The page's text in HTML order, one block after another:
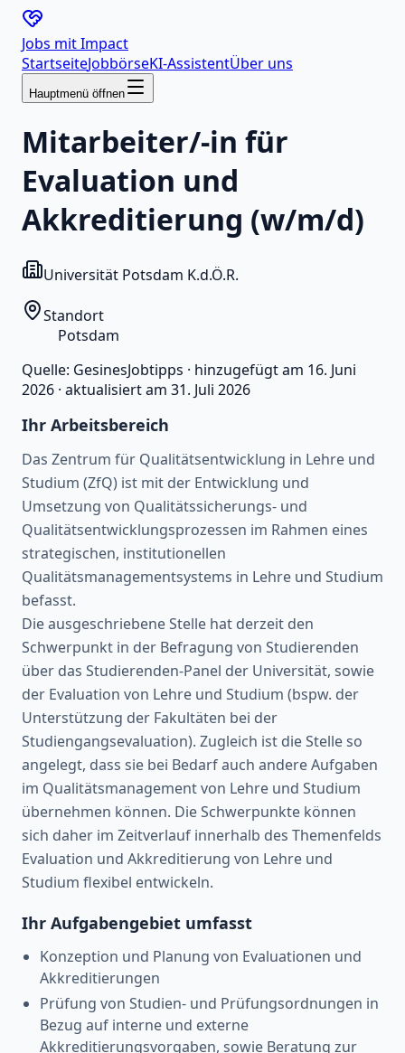
Jobs mitImpact
StartseiteJobbörseKI-AssistentÜber uns
Hauptmenü öffnen
Mitarbeiter/-in für
Evaluation und
Akkreditierung (w/m/d)
Universität Potsdam K.d.Ö.R.
Standort
Potsdam
Quelle: GesinesJobtipps · hinzugefügt am 16. Juni
2026 · aktualisiert am 31. Juli 2026
Ihr Arbeitsbereich
Das Zentrum für Qualitätsentwicklung in Lehre und
Studium (ZfQ) ist mit der Entwicklung und
Umsetzung von Qualitätssicherungs- und
Qualitätsentwicklungsprozessen im Rahmen eines
strategischen, institutionellen
Qualitätsmanagementsystems in Lehre und Studium
befasst.
Die ausgeschriebene Stelle hat derzeit den
Schwerpunkt in der Befragung von Studierenden
über das Studierenden-Panel der Universität, sowie
der Evaluation von Lehre und Studium (bspw. der
Unterstützung der Fakultäten bei der
Studiengangsevaluation). Zugleich ist die Stelle so
angelegt, dass sie bei Bedarf auch andere Aufgaben
im Qualitätsmanagement von Lehre und Studium
übernehmen können. Die Schwerpunkte können
sich daher im Zeitverlauf innerhalb des Themenfelds
Evaluation und Akkreditierung von Lehre und
Studium flexibel entwickeln.
Ihr Aufgabengebiet umfasst
Konzeption und Planung von Evaluationen und
Akkreditierungen
Prüfung von Studien- und Prüfungsordnungen in
Bezug auf interne und externe
Akkreditierungsvorgaben, sowie Beratung zur